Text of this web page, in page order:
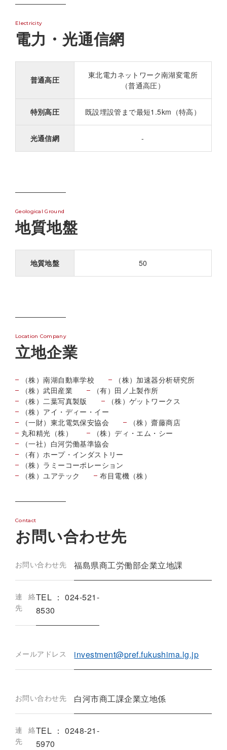
Electricity
電力・光通信網
普通高圧
東北電力ネットワーク南湖変電所
（普通高圧）
特別高圧 既設埋設管まで最短1.5km（特高）
光通信網 -
Geological Ground
地質地盤
地質地盤 50
Location Company
立地企業
（株）南湖自動車学校
（株）加速器分析研究所
（株）武田産業
（有）田ノ上製作所
（株）二葉写真製版
（株）ゲットワークス
（株）アイ・ディー・イー
（一財）東北電気保安協会
（株）齋藤商店
丸和精光（株）
（株）ディ・エム・シー
（一社）白河労働基準協会
（有）ホープ・インダストリー
（株）ラミーコーポレーション
（株）ユアテック
布目電機（株）
Contact
お問い合わせ先
お問い合わせ先 福島県商工労働部企業立地課
連絡
先
TEL：024-521-
8530
メールアドレス investment@pref.fukushima.lg.jp
お問い合わせ先 白河市商工課企業立地係
連絡
先
TEL：0248-21-
5970